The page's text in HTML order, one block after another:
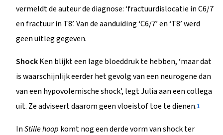
vermeldt de auteur de diagnose: ‘fractuurdislocatie in C6/7
en fractuur in T8’. Van de aanduiding ‘C6/7’ en ‘T8’ werd
geen uitleg gegeven.
ShockKen blijkt een lage bloeddruk te hebben, ‘maar dat
is waarschijnlijk eerder het gevolg van een neurogene dan
van een hypovolemische shock’, legt Julia aan een collega
uit. Ze adviseert daarom geen vloeistof toe te dienen.1
InStille hoop komt nog een derde vorm van shock ter